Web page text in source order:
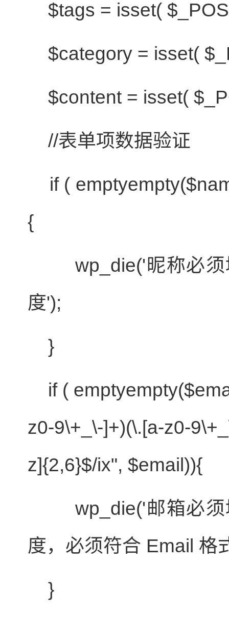
$tags = isset(
$category = isset(
$content = isset(
//表单项数据验证
if( emptyempty(
{
wp_die('昵称必须
度');
}
if( emptyempty(
z0-9\+_\-]+)(\.[a-z0-
z]{2,6}$/ix", $email )){
wp_die('邮箱必须
度，必须符合 Email
}